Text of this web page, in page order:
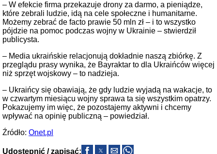
– W efekcie firma przekazuje drony za darmo, a pieniądze,
które zebrali ludzie, idą na cele społeczne i humanitarne.
Możemy zebrać de facto prawie 50 mln zł – i to wszystko
pójdzie na pomoc podczas wojny w Ukrainie – stwierdził
publicysta.
– Media ukraińskie relacjonują dokładnie naszą zbiórkę. Z
przeglądu prasy wynika, że Bayraktar to dla Ukraińców więcej
niż sprzęt wojskowy – to nadzieja.
– Ukraińcy się obawiają, że gdy ludzie wyjadą na wakacje, to
w czwartym miesiącu wojny sprawa ta się wszystkim opatrzy.
Pokazujemy im więc, że pozostajemy aktywni i chcemy
wpływać na opinię publiczną – powiedział.
Źródło: Onet.pl
Udostępnić / zapisać: